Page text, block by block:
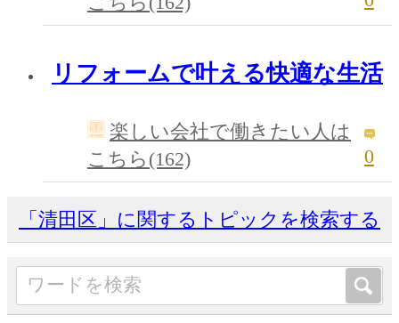
リフォームで叶える快適な生活
楽しい会社で働きたい人は
こちら(162)
0
「清田区」に関するトピックを検索する